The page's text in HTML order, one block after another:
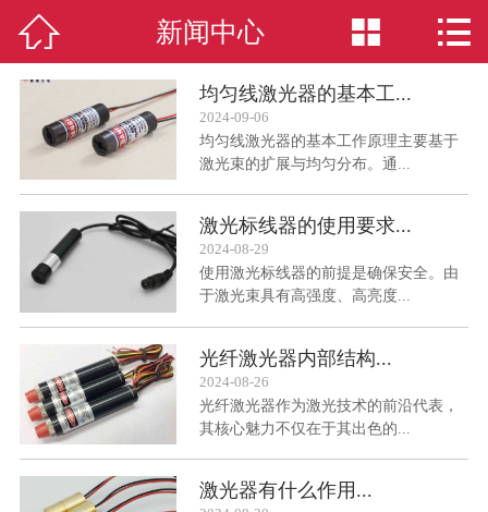
网站首页
激光模组
新闻中心
关于我们
荣誉资质
人才招聘
联系我们
 新闻中心  
均匀线激光器的基本工...
2024-09-06
均匀线激光器的基本工作原理主要基于
激光束的扩展与均匀分布。通...
激光标线器的使用要求...
2024-08-29
使用激光标线器的前提是确保安全。由
于激光束具有高强度、高亮度...
光纤激光器内部结构...
2024-08-26
光纤激光器作为激光技术的前沿代表，
其核心魅力不仅在于其出色的...
激光器有什么作用...